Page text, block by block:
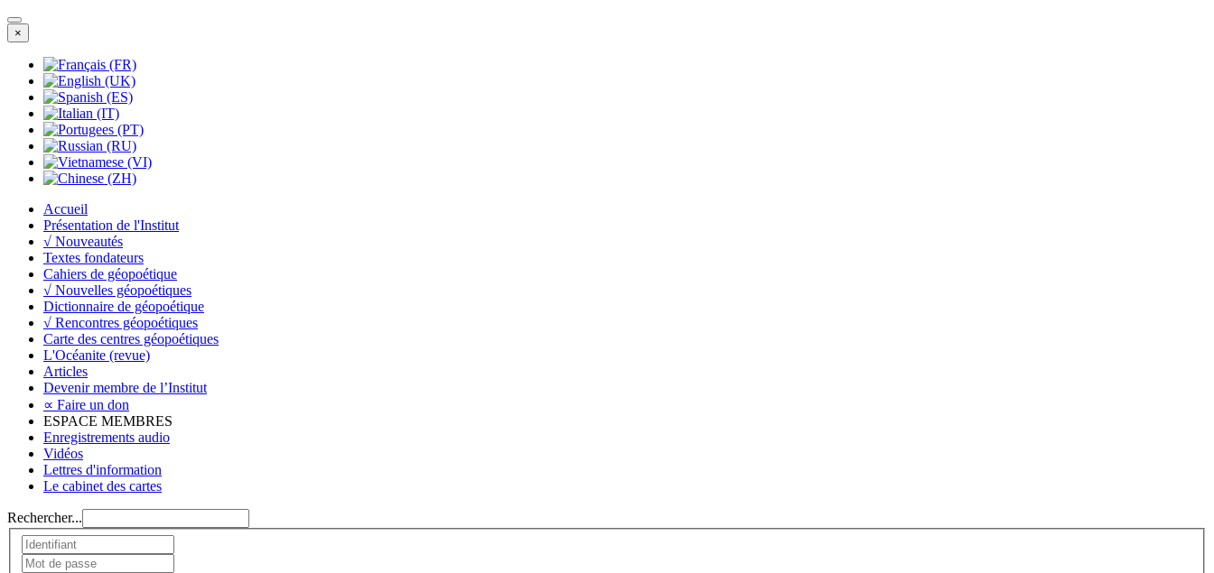
×
Accueil
Présentation de l'Institut
√ Nouveautés
Textes fondateurs
Cahiers de géopoétique
√ Nouvelles géopoétiques
Dictionnaire de géopoétique
√ Rencontres géopoétiques
Carte des centres géopoétiques
L'Océanite (revue)
Articles
Devenir membre de l’Institut
∝ Faire un don
ESPACE MEMBRES
Enregistrements audio
Vidéos
Lettres d'information
Le cabinet des cartes
Rechercher...